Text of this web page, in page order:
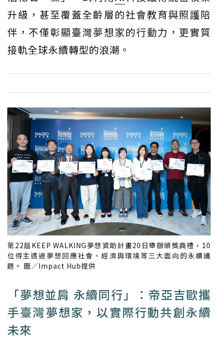
升級，甚至覆蓋全齡層的社會教育與照護陪
伴，不僅彰顯臺灣夢想家的行動力，更實質
接軌全球永續轉型的浪潮。
第22屆KEEP WALKING夢想資助計畫20日舉辦頒獎典禮，10
位得主透過夢想回應社會、經濟與環境等三大面向的永續議
題。 圖／Impact Hub提供
「夢想並肩 永續同行」：帝亞吉歐攜
手臺灣夢想家，以實際行動共創永續
未來